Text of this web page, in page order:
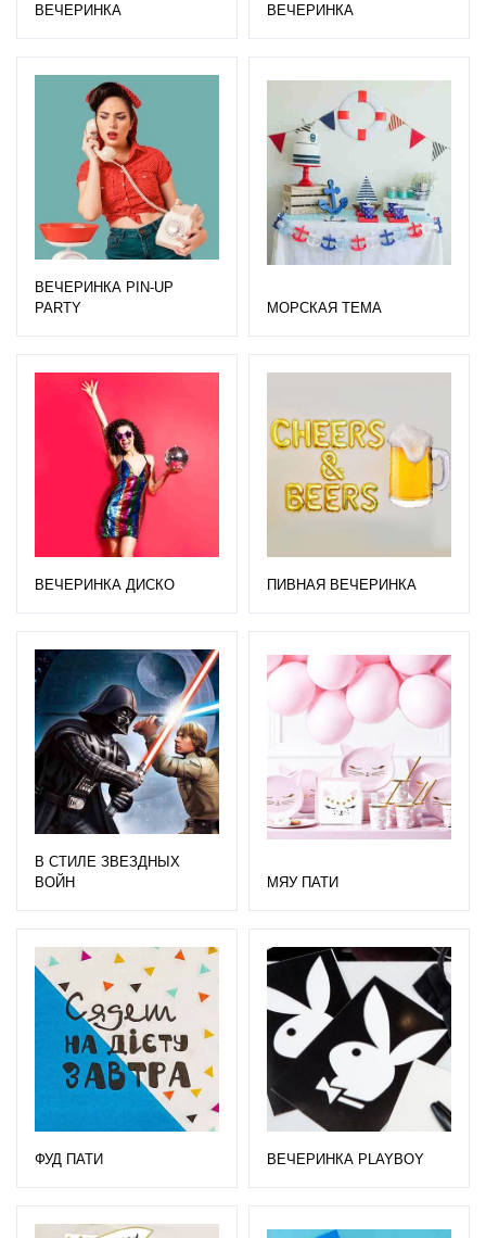
ВЕЧЕРИНКА
ВЕЧЕРИНКА
ВЕЧЕРИНКА PIN-UP
PARTY
МОРСКАЯ ТЕМА
ВЕЧЕРИНКА ДИСКО ПИВНАЯ ВЕЧЕРИНКА
В СТИЛЕ ЗВЕЗДНЫХ
ВОЙН
МЯУ ПАТИ
ФУД ПАТИ ВЕЧЕРИНКА PLAYBOY